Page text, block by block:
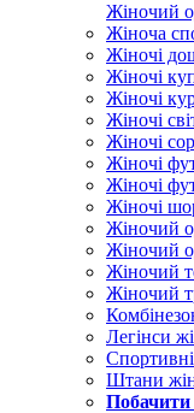
Жіночий
Жіноча
Жіночі
Жіночі
Жіночі
Жіночі
Жіночі
Жіночі
Жіночі
Жіночі
Жіночий
Жіночий
Жіночий
Жіночий
Легінси
Штани
Побачити